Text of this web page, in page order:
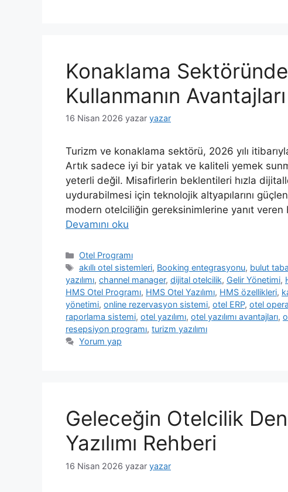
Konaklama
Kullanmanın Avantajları
16 Nisan 2026 yazar yazar
Turizm ve konaklama sektörü, 2026 yılı
Artık sadece iyi bir yatak ve kaliteli yemek
yeterli değil. Misafirlerin beklentileri hızla
uydurabilmesi için teknolojik altyapılarını
modern otelciliğin gereksinimlerine yanıt
Devamını oku
Kategoriler
Otel Programı
Etiketler
akıllı otel sistemleri, Booking entegrasyonu, bulut
yazılımı, channel manager, dijital otelcilik, Gelir Yönetimi,
HMS Otel Programı, HMS Otel Yazılımı, HMS özellikleri,
yönetimi, online rezervasyon sistemi, otel ERP, otel
raporlama sistemi, otel yazılımı, otel yazılımı avantajları,
resepsiyon programı, turizm yazılımı
Yorum yap
Geleceğin Otelcilik
Yazılımı Rehberi
16 Nisan 2026 yazar yazar